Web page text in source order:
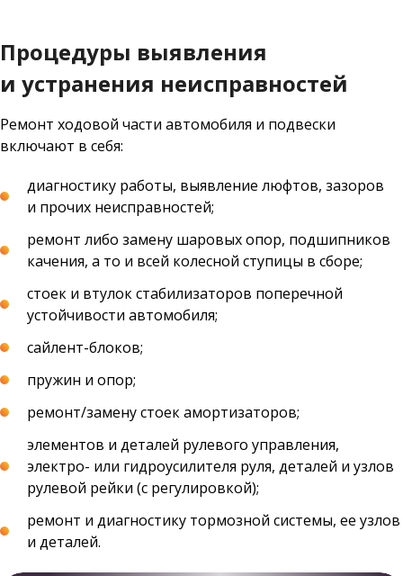
Процедуры выявления
и устранения неисправностей
Ремонт ходовой части автомобиля и подвески
включают в себя:
диагностику работы, выявление люфтов, зазоров
и прочих неисправностей;
ремонт либо замену шаровых опор, подшипников
качения, а то и всей колесной ступицы в сборе;
стоек и втулок стабилизаторов поперечной
устойчивости автомобиля;
сайлент-блоков;
пружин и опор;
ремонт/замену стоек амортизаторов;
элементов и деталей рулевого управления,
электро- или гидроусилителя руля, деталей и узлов
рулевой рейки (с регулировкой);
ремонт и диагностику тормозной системы, ее узлов
и деталей.